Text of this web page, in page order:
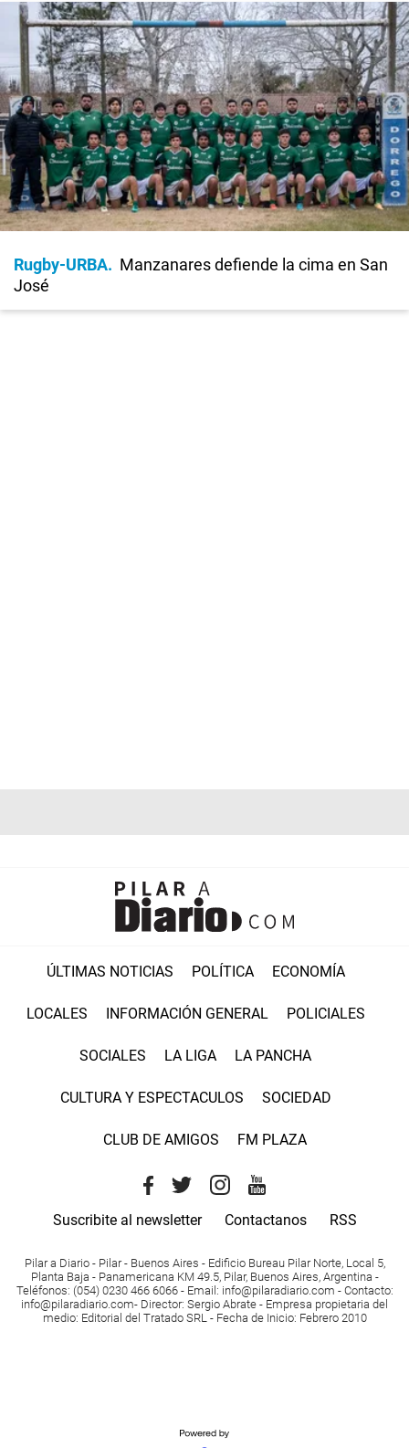
Rugby-URBA
Manzanares defiende la cima en San
José
ÚLTIMAS NOTICIAS POLÍTICA ECONOMÍA
LOCALES INFORMACIÓN GENERAL POLICIALES
SOCIALES LA LIGA LA PANCHA
CULTURA Y ESPECTACULOS SOCIEDAD
CLUB DE AMIGOS FM PLAZA
Suscribite al newsletter Contactanos RSS
Pilar a Diario - Pilar - Buenos Aires - Edificio Bureau Pilar Norte, Local 5,
Planta Baja - Panamericana KM 49.5, Pilar, Buenos Aires, Argentina -
Teléfonos: (054) 0230 466 6066 - Email : info@pilaradiario.com - Contacto:
info@pilaradiario.com- Director: Sergio Abrate - Empresa propietaria del
medio: Editorial del Tratado SRL - Fecha de Inicio: Febrero 2010